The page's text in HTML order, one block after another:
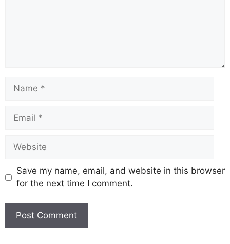
Save my name, email, and website in this browser
for the next time I comment.